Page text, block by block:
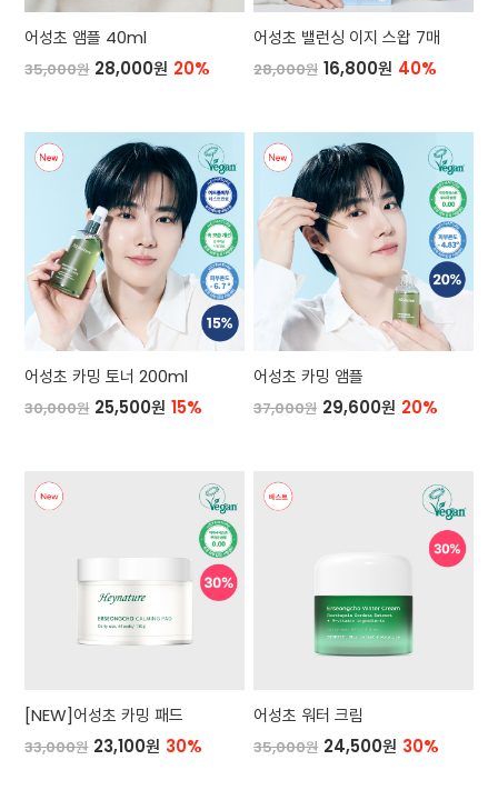
어성초 앰플 40ml
35,000원 28,000원 20%
어성초 밸런싱 이지 스왑 7매
28,000원 16,800원 40%
어성초 카밍 토너 200ml
30,000원 25,500원 15%
어성초 카밍 앰플
37,000원 29,600원 20%
[NEW]어성초 카밍 패드
33,000원 23,100원 30%
어성초 워터 크림
35,000원 24,500원 30%